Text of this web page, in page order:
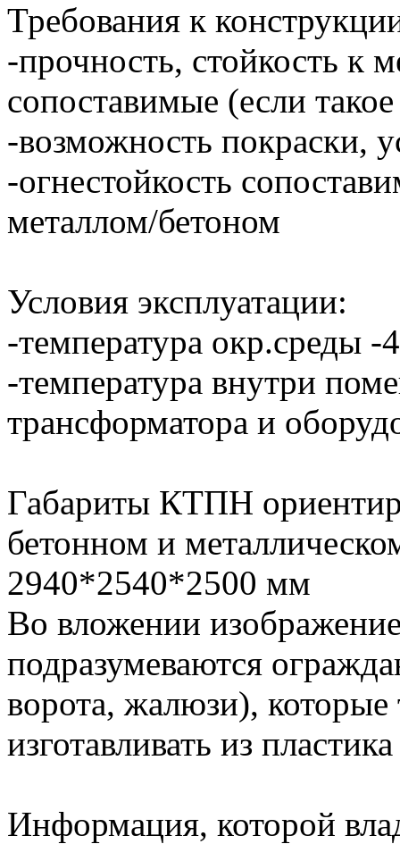
Требования к
-прочность, стойкость к
сопоставимые (если
-возможность покраски,
-огнестойкость
металлом/бетоном
Условия эксплуатации:
-температура окр.среды -
-температура внутри
трансформатора и
Габариты КТПН
бетонном и
2940*2540*2500 мм
Во вложении
подразумеваются
ворота, жалюзи), которые
изготавливать из
Информация, которой